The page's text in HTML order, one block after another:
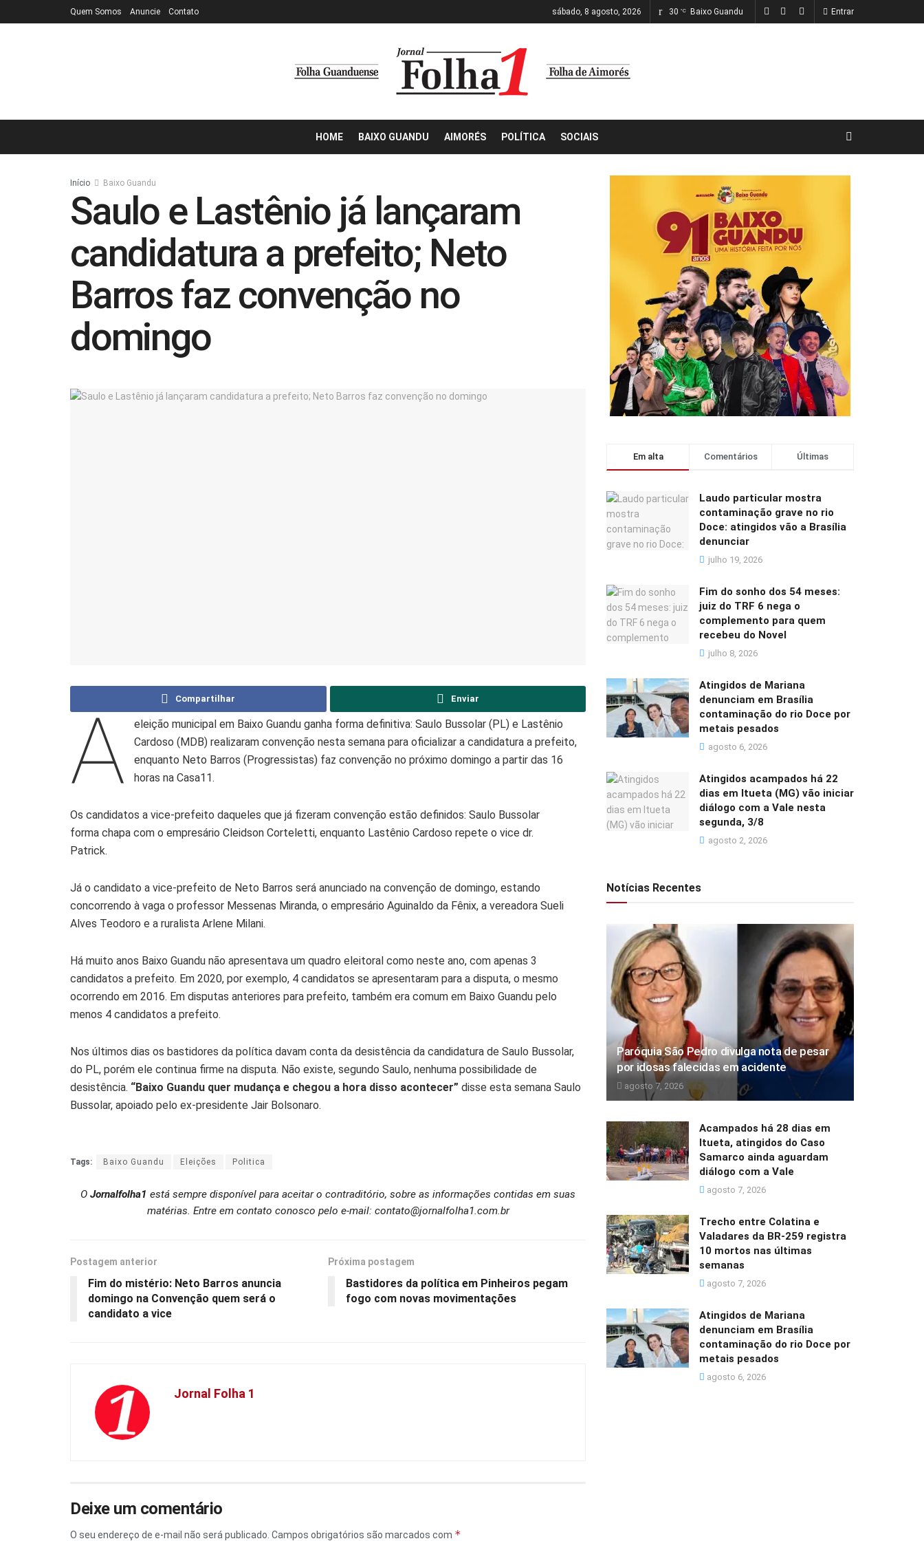
Quem Somos Anuncie Contato sábado, 8 agosto, 2026 30 °C Baixo Guandu Entrar
HOME BAIXO GUANDU AIMORÉS POLÍTICA SOCIAIS
Início Baixo Guandu
Saulo e Lastênio já lançaram
candidatura a prefeito; Neto
Barros faz convenção no
domingo
Compartilhar Enviar
A
eleição municipal em Baixo Guandu ganha forma definitiva: Saulo Bussolar (PL) e Lastênio
Cardoso (MDB) realizaram convenção nesta semana para oficializar a candidatura a prefeito,
enquanto Neto Barros (Progressistas) faz convenção no próximo domingo a partir das 16
horas na Casa11.
Os candidatos a vice-prefeito daqueles que já fizeram convenção estão definidos: Saulo Bussolar
forma chapa com o empresário Cleidson Corteletti, enquanto Lastênio Cardoso repete o vice dr.
Patrick.
Já o candidato a vice-prefeito de Neto Barros será anunciado na convenção de domingo, estando
concorrendo à vaga o professor Messenas Miranda, o empresário Aguinaldo da Fênix, a vereadora Sueli
Alves Teodoro e a ruralista Arlene Milani.
Há muito anos Baixo Guandu não apresentava um quadro eleitoral como neste ano, com apenas 3
candidatos a prefeito. Em 2020, por exemplo, 4 candidatos se apresentaram para a disputa, o mesmo
ocorrendo em 2016. Em disputas anteriores para prefeito, também era comum em Baixo Guandu pelo
menos 4 candidatos a prefeito.
Nos últimos dias os bastidores da política davam conta da desistência da candidatura de Saulo Bussolar,
do PL, porém ele continua firme na disputa. Não existe, segundo Saulo, nenhuma possibilidade de
desistência. “Baixo Guandu quer mudança e chegou a hora disso acontecer” disse esta semana Saulo
Bussolar, apoiado pelo ex-presidente Jair Bolsonaro.
Tags: Baixo Guandu Eleições Politica
O Jornalfolha1 está sempre disponível para aceitar o contraditório, sobre as informações contidas em suas
matérias. Entre em contato conosco pelo e-mail: contato@jornalfolha1.com.br
Postagem anterior
Fim do mistério: Neto Barros anuncia
domingo na Convenção quem será o
candidato a vice
Próxima postagem
Bastidores da política em Pinheiros pegam
fogo com novas movimentações
Jornal Folha 1
Deixe um comentário
O seu endereço de e-mail não será publicado. Campos obrigatórios são marcados com *
Em alta Comentários Últimas
Laudo particular mostra
contaminação grave no rio
Doce: atingidos vão a Brasília
denunciar
julho 19, 2026
Fim do sonho dos 54 meses:
juiz do TRF 6 nega o
complemento para quem
recebeu do Novel
julho 8, 2026
Atingidos de Mariana
denunciam em Brasília
contaminação do rio Doce por
metais pesados
agosto 6, 2026
Atingidos acampados há 22
dias em Itueta (MG) vão iniciar
diálogo com a Vale nesta
segunda, 3/8
agosto 2, 2026
Notícias Recentes
Paróquia São Pedro divulga nota de pesar
por idosas falecidas em acidente
agosto 7, 2026
Acampados há 28 dias em
Itueta, atingidos do Caso
Samarco ainda aguardam
diálogo com a Vale
agosto 7, 2026
Trecho entre Colatina e
Valadares da BR-259 registra
10 mortos nas últimas
semanas
agosto 7, 2026
Atingidos de Mariana
denunciam em Brasília
contaminação do rio Doce por
metais pesados
agosto 6, 2026